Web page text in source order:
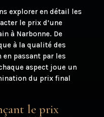
explorer en détail les
le prix d’une
à Narbonne. De
à la qualité des
passant par les
aspect joue un
du prix final
le prix